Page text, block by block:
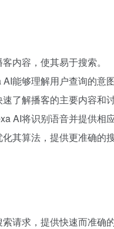
内容，使其易于搜索。
能够理解用户查询的意
了解播客的主要内容和讨
AI将识别语音并提供相应
其算法，提供更准确的搜
请求，提供快速而准确的